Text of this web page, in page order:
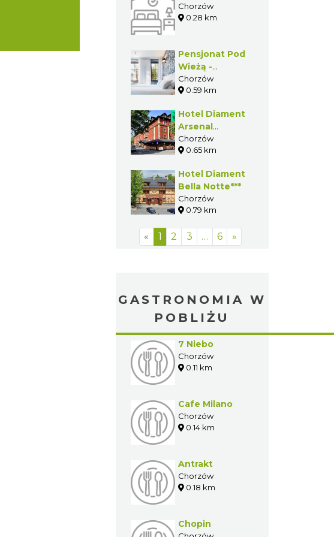
Chorzów
0.28 km
Pensjonat Pod
Wieżą -
Sztygarka
Chorzów
0.59 km
Hotel Diament
Arsenal
Palace****
Chorzów
0.65 km
Hotel Diament
Bella Notte***
Chorzów
0.79 km
« 1 2 3 … 6 »
GASTRONOMIA W
POBLIŻU
7 Niebo
Chorzów
0.11 km
Cafe Milano
Chorzów
0.14 km
Antrakt
Chorzów
0.18 km
Chopin